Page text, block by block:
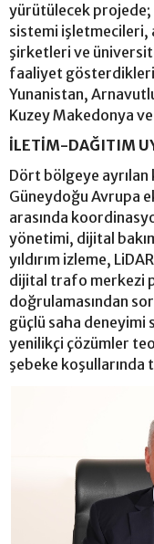
yürütülecek
sistemi işletmecileri,
şirketleri ve
faaliyet gösterdikleri
Yunanistan,
Kuzey Makedonya
İLETİM-DAĞITIM
Dört bölgeye ayrılan
Güneydoğu Avrupa
arasında
yönetimi, dijital
yıldırım izleme,
dijital trafo merkezi
doğrulamasından
güçlü saha
yenilikçi çözümler
şebeke koşullarında